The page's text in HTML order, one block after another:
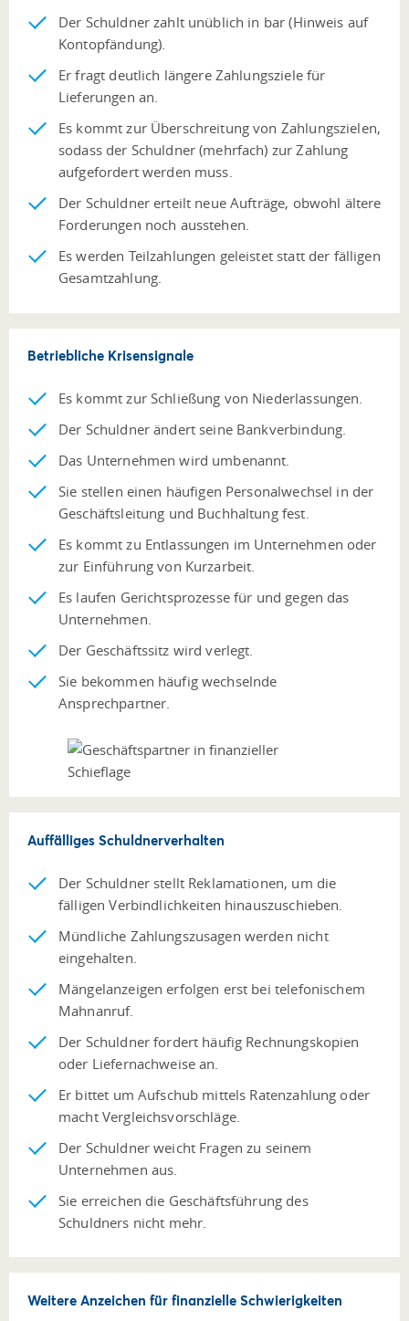
Der Schuldner zahlt unüblich in bar (Hinweis auf
Kontopfändung).
Er fragt deutlich längere Zahlungsziele für
Lieferungen an.
Es kommt zur Überschreitung von Zahlungszielen,
sodass der Schuldner (mehrfach) zur Zahlung
aufgefordert werden muss.
Der Schuldner erteilt neue Aufträge, obwohl ältere
Forderungen noch ausstehen.
Es werden Teilzahlungen geleistet statt der fälligen
Gesamtzahlung.
Betriebliche Krisensignale
Es kommt zur Schließung von Niederlassungen.
Der Schuldner ändert seine Bankverbindung.
Das Unternehmen wird umbenannt.
Sie stellen einen häufigen Personalwechsel in der
Geschäftsleitung und Buchhaltung fest.
Es kommt zu Entlassungen im Unternehmen oder
zur Einführung von Kurzarbeit.
Es laufen Gerichtsprozesse für und gegen das
Unternehmen.
Der Geschäftssitz wird verlegt.
Sie bekommen häufig wechselnde
Ansprechpartner.
Auffälliges Schuldnerverhalten
Der Schuldner stellt Reklamationen, um die
fälligen Verbindlichkeiten hinauszuschieben.
Mündliche Zahlungszusagen werden nicht
eingehalten.
Mängelanzeigen erfolgen erst bei telefonischem
Mahnanruf.
Der Schuldner fordert häufig Rechnungskopien
oder Liefernachweise an.
Er bittet um Aufschub mittels Ratenzahlung oder
macht Vergleichsvorschläge.
Der Schuldner weicht Fragen zu seinem
Unternehmen aus.
Sie erreichen die Geschäftsführung des
Schuldners nicht mehr.
Weitere Anzeichen für finanzielle Schwierigkeiten